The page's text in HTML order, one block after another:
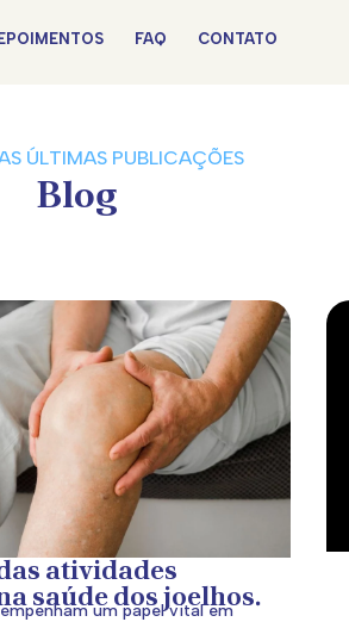
FAQ CONTATO
ÚLTIMAS PUBLICAÇÕES
Blog
atividades
saúde dos joelhos.
um papel vital em